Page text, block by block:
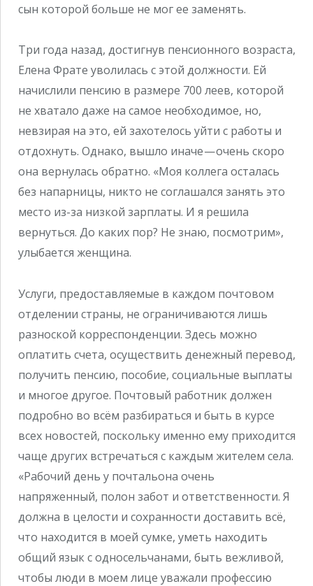
сын которой больше не мог ее заменять.
Три года назад, достигнув пенсионного возраста,
Елена Фрате уволилась с этой должности. Ей
начислили пенсию в размере 700 леев, которой
не хватало даже на самое необходимое, но,
невзирая на это, ей захотелось уйти с работы и
отдохнуть. Однако, вышло иначе — очень скоро
она вернулась обратно. «Моя коллега осталась
без напарницы, никто не соглашался занять это
место из-за низкой зарплаты. И я решила
вернуться. До каких пор? Не знаю, посмотрим»,
улыбается женщина.
Услуги, предоставляемые в каждом почтовом
отделении страны, не ограничиваются лишь
разноской корреспонденции. Здесь можно
оплатить счета, осуществить денежный перевод,
получить пенсию, пособие, социальные выплаты
и многое другое. Почтовый работник должен
подробно во всём разбираться и быть в курсе
всех новостей, поскольку именно ему приходится
чаще других встречаться с каждым жителем села.
«Рабочий день у почтальона очень
напряженный, полон забот и ответственности. Я
должна в целости и сохранности доставить всё,
что находится в моей сумке, уметь находить
общий язык с односельчанами, быть вежливой,
чтобы люди в моем лице уважали профессию